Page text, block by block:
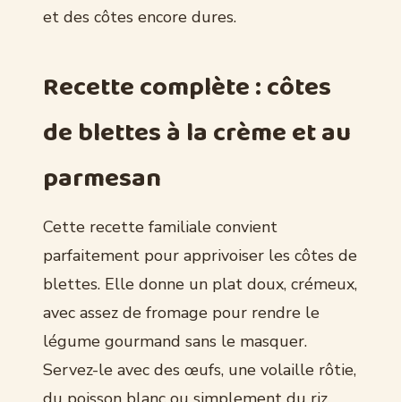
et des côtes encore dures.
Recette complète : côtes
de blettes à la crème et au
parmesan
Cette recette familiale convient
parfaitement pour apprivoiser les côtes de
blettes. Elle donne un plat doux, crémeux,
avec assez de fromage pour rendre le
légume gourmand sans le masquer.
Servez-le avec des œufs, une volaille rôtie,